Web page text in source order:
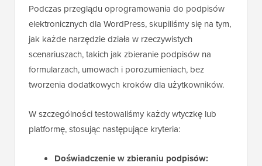
Podczas przeglądu oprogramowania do podpisów
elektronicznych dla WordPress, skupiliśmy się na tym,
jak każde narzędzie działa w rzeczywistych
scenariuszach, takich jak zbieranie podpisów na
formularzach, umowach i porozumieniach, bez
tworzenia dodatkowych kroków dla użytkowników.
W szczególności testowaliśmy każdy wtyczkę lub
platformę, stosując następujące kryteria:
Doświadczenie w zbieraniu podpisów: